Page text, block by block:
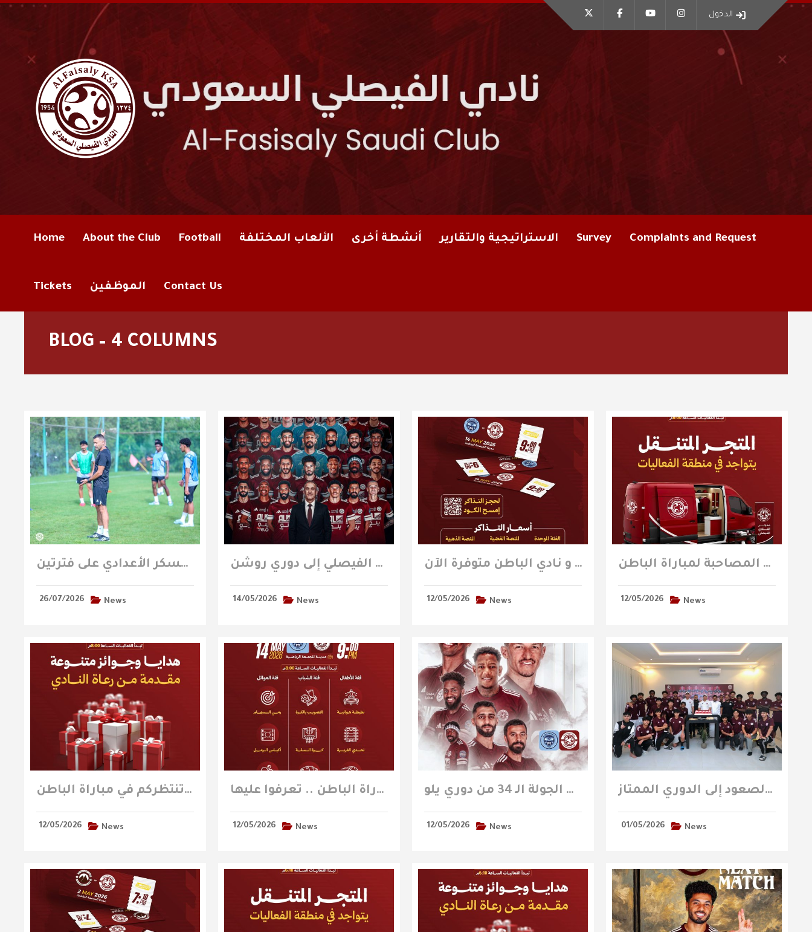
الدخول
Home About the Club Football الألعاب المختلفة أنشطة أخرى الاستراتيجية والتقارير Survey Complaints and Request
Tickets الموظفين Contact Us
BLOG – 4 COLUMNS
الفيصلي تحت 21 عامًا يدشن تدريباته في المعسكر الأعدادي على فترتين
26/07/2026 News
هدايا وجوائز متنوعة مقدمة من رعاة النادي تنتظركم في مباراة الباطن
12/05/2026 News
رسمياً نادي الفيصلي إلى دوري روشن
14/05/2026 News
الفعاليات المصاحبة لمباراة الباطن .. تعرفوا عليها
12/05/2026 News
تذاكر مباراة الفيصلي و نادي الباطن متوفرة الآن
12/05/2026 News
الفيصلي يلاقي الباطن في الجولة الـ 34 من دوري يلو
12/05/2026 News
المتجر المتنقل يتواجد في منطقة الفعاليات المصاحبة لمباراة الباطن
12/05/2026 News
إدارة النادي تحتفي بفريق تحت 18 سنة بمناسبة الصعود إلى الدوري الممتاز
01/05/2026 News